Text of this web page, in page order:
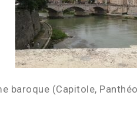
baroque (Capitole,